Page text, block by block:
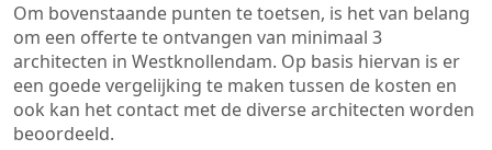
Om bovenstaande punten te toetsen, is het van belang
om een offerte te ontvangen van minimaal 3
architecten in Westknollendam. Op basis hiervan is er
een goede vergelijking te maken tussen de kosten en
ook kan het contact met de diverse architecten worden
beoordeeld.